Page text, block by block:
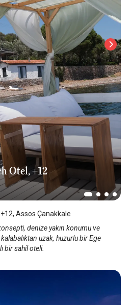
Otel, +12
Assos Çanakkale
denize yakın konumu ve
uzak, huzurlu bir Ege
bir sahil oteli.